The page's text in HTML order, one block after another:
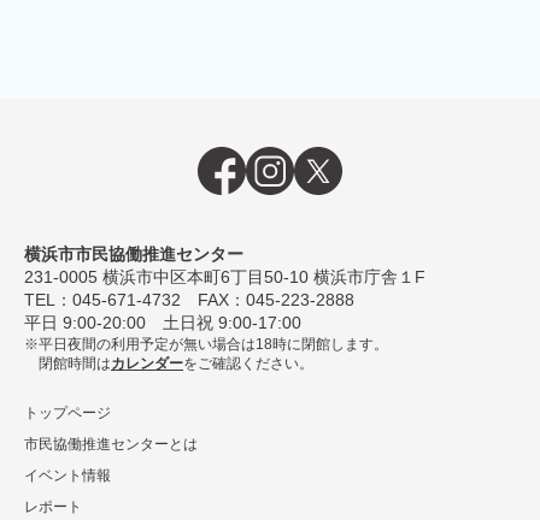
横浜市市民協働推進センター
231-0005 横浜市中区本町6丁⽬50-10 横浜市庁舎１F
TEL： 045-671-4732 FAX：045-223-2888
平⽇ 9:00-20:00 ⼟⽇祝 9:00-17:00
平日夜間の利用予定が無い場合は18時に閉館します。
閉館時間はカレンダーをご確認ください。
トップページ
市民協働推進センターとは
イベント情報
レポート